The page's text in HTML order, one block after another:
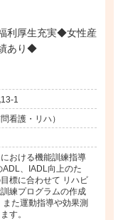
利厚生充実◆女性産
あり◆
1
看護・リハ）
おける機能訓練指導
ADL、IADL向上のた
標に合わせて リハビ
練プログラムの作成
た運動指導や効果測
す。